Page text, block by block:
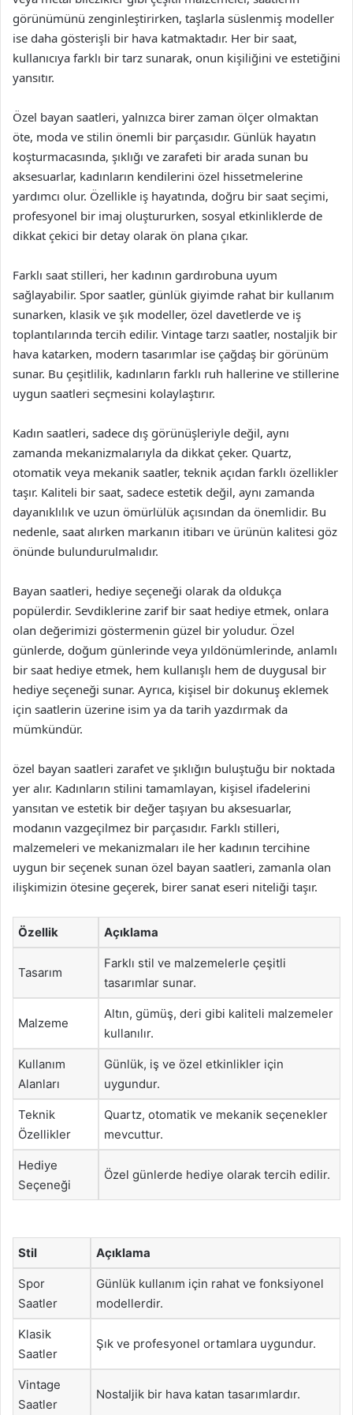
görünümünü zenginleştirirken, taşlarla süslenmiş modeller
ise daha gösterişli bir hava katmaktadır. Her bir saat,
kullanıcıya farklı bir tarz sunarak, onun kişiliğini ve estetiğini
yansıtır.
Özel bayan saatleri, yalnızca birer zaman ölçer olmaktan
öte, moda ve stilin önemli bir parçasıdır. Günlük hayatın
koşturmacasında, şıklığı ve zarafeti bir arada sunan bu
aksesuarlar, kadınların kendilerini özel hissetmelerine
yardımcı olur. Özellikle iş hayatında, doğru bir saat seçimi,
profesyonel bir imaj oluştururken, sosyal etkinliklerde de
dikkat çekici bir detay olarak ön plana çıkar.
Farklı saat stilleri, her kadının gardırobuna uyum
sağlayabilir. Spor saatler, günlük giyimde rahat bir kullanım
sunarken, klasik ve şık modeller, özel davetlerde ve iş
toplantılarında tercih edilir. Vintage tarzı saatler, nostaljik bir
hava katarken, modern tasarımlar ise çağdaş bir görünüm
sunar. Bu çeşitlilik, kadınların farklı ruh hallerine ve stillerine
uygun saatleri seçmesini kolaylaştırır.
Kadın saatleri, sadece dış görünüşleriyle değil, aynı
zamanda mekanizmalarıyla da dikkat çeker. Quartz,
otomatik veya mekanik saatler, teknik açıdan farklı özellikler
taşır. Kaliteli bir saat, sadece estetik değil, aynı zamanda
dayanıklılık ve uzun ömürlülük açısından da önemlidir. Bu
nedenle, saat alırken markanın itibarı ve ürünün kalitesi göz
önünde bulundurulmalıdır.
Bayan saatleri, hediye seçeneği olarak da oldukça
popülerdir. Sevdiklerine zarif bir saat hediye etmek, onlara
olan değerimizi göstermenin güzel bir yoludur. Özel
günlerde, doğum günlerinde veya yıldönümlerinde, anlamlı
bir saat hediye etmek, hem kullanışlı hem de duygusal bir
hediye seçeneği sunar. Ayrıca, kişisel bir dokunuş eklemek
için saatlerin üzerine isim ya da tarih yazdırmak da
mümkündür.
özel bayan saatleri zarafet ve şıklığın buluştuğu bir noktada
yer alır. Kadınların stilini tamamlayan, kişisel ifadelerini
yansıtan ve estetik bir değer taşıyan bu aksesuarlar,
modanın vazgeçilmez bir parçasıdır. Farklı stilleri,
malzemeleri ve mekanizmaları ile her kadının tercihine
uygun bir seçenek sunan özel bayan saatleri, zamanla olan
ilişkimizin ötesine geçerek, birer sanat eseri niteliği taşır.
Özellik Açıklama
Tasarım
Farklı stil ve malzemelerle çeşitli
tasarımlar sunar.
Malzeme
Altın, gümüş, deri gibi kaliteli malzemeler
kullanılır.
Kullanım
Alanları
Günlük, iş ve özel etkinlikler için
uygundur.
Teknik
Özellikler
Quartz, otomatik ve mekanik seçenekler
mevcuttur.
Hediye
Seçeneği
Özel günlerde hediye olarak tercih edilir.
Stil Açıklama
Spor
Saatler
Günlük kullanım için rahat ve fonksiyonel
modellerdir.
Klasik
Saatler
Şık ve profesyonel ortamlara uygundur.
Vintage
Saatler
Nostaljik bir hava katan tasarımlardır.